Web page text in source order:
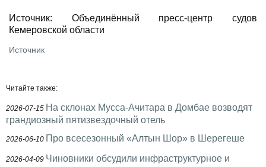
Источник: Объединённый пресс-центр судов
Кемеровской области
Источник
Читайте также:
2026-07-15 На склонах Мусса-Ачитара в Домбае возводят
грандиозный пятизвездочный отель
2026-06-10 Про всесезонный «Алтын Шор» в Шерегеше
2026-04-09 Чиновники обсудили инфраструктурное и